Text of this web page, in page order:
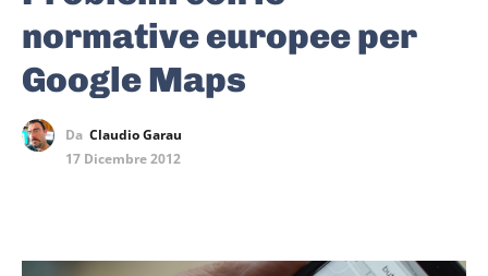
normative europee per
Google Maps
Da Claudio Garau
17 Dicembre 2012